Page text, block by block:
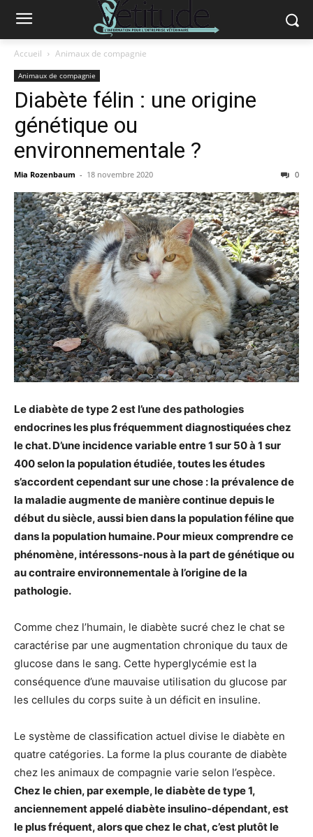
Accueil Animaux de compagnie
Animaux de compagnie
Diabète félin : une origine
génétique ou
environnementale ?
Mia Rozenbaum - 18 novembre 2020 0
Le diabète de type 2 est l’une des pathologies
endocrines les plus fréquemment diagnostiquées chez
le chat. D’une incidence variable entre 1 sur 50 à 1 sur
400 selon la population étudiée, toutes les études
s’accordent cependant sur une chose : la prévalence de
la maladie augmente de manière continue depuis le
début du siècle, aussi bien dans la population féline que
dans la population humaine. Pour mieux comprendre ce
phénomène, intéressons-nous à la part de génétique ou
au contraire environnementale à l’origine de la
pathologie.
Comme chez l’humain, le diabète sucré chez le chat se
caractérise par une augmentation chronique du taux de
glucose dans le sang. Cette hyperglycémie est la
conséquence d’une mauvaise utilisation du glucose par
les cellules du corps suite à un déficit en insuline.
Le système de classification actuel divise le diabète en
quatre catégories. La forme la plus courante de diabète
chez les animaux de compagnie varie selon l’espèce.
Chez le chien, par exemple, le diabète de type 1,
anciennement appelé diabète insulino-dépendant, est
le plus fréquent, alors que chez le chat, c’est plutôt le